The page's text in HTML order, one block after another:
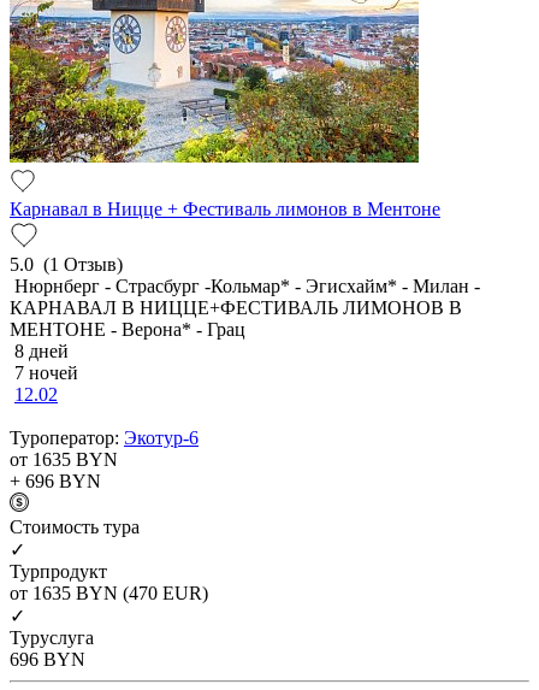
Карнавал в Ницце + Фестиваль лимонов в Ментоне
5.0 (1 Отзыв)
Нюрнберг - Страсбург -Кольмар* - Эгисхайм* - Милан -
КАРНАВАЛ В НИЦЦЕ+ФЕСТИВАЛЬ ЛИМОНОВ В
МЕНТОНЕ - Верона* - Грац
8 дней
7 ночей
12.02
Туроператор: Экотур-6
от 1635 BYN
+ 696 BYN
Cтоимость тура
✓
Турпродукт
от 1635 BYN (470 EUR)
✓
Туруслуга
696 BYN